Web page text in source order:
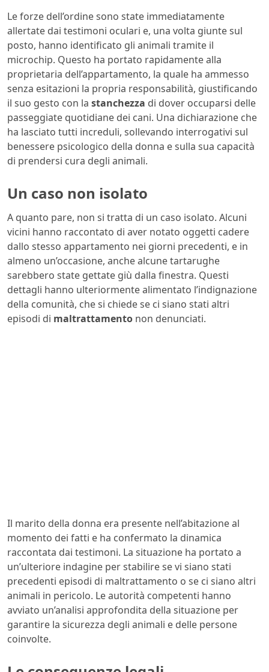
Le forze dell’ordine sono state immediatamente
allertate dai testimoni oculari e, una volta giunte sul
posto, hanno identificato gli animali tramite il
microchip. Questo ha portato rapidamente alla
proprietaria dell’appartamento, la quale ha ammesso
senza esitazioni la propria responsabilità, giustificando
il suo gesto con la stanchezza di dover occuparsi delle
passeggiate quotidiane dei cani. Una dichiarazione che
ha lasciato tutti increduli, sollevando interrogativi sul
benessere psicologico della donna e sulla sua capacità
di prendersi cura degli animali.
Un caso non isolato
A quanto pare, non si tratta di un caso isolato. Alcuni
vicini hanno raccontato di aver notato oggetti cadere
dallo stesso appartamento nei giorni precedenti, e in
almeno un’occasione, anche alcune tartarughe
sarebbero state gettate giù dalla finestra. Questi
dettagli hanno ulteriormente alimentato l’indignazione
della comunità, che si chiede se ci siano stati altri
episodi di maltrattamento non denunciati.
Il marito della donna era presente nell’abitazione al
momento dei fatti e ha confermato la dinamica
raccontata dai testimoni. La situazione ha portato a
un’ulteriore indagine per stabilire se vi siano stati
precedenti episodi di maltrattamento o se ci siano altri
animali in pericolo. Le autorità competenti hanno
avviato un’analisi approfondita della situazione per
garantire la sicurezza degli animali e delle persone
coinvolte.